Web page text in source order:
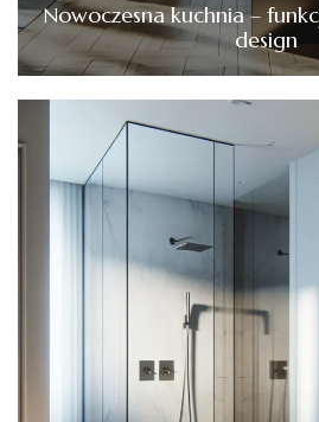
Nowoczesna kuchnia –
design